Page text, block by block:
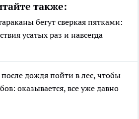
также:
бегут сверкая пятками:
усатых раз и навсегда
дождя пойти в лес, чтобы
оказывается, все уже давно